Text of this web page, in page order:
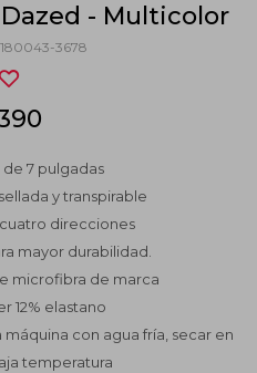
- Multicolor
3678
7 pulgadas
y transpirable
direcciones
mayor durabilidad.
microfibra de marca
12% elastano
con agua fría, secar en
temperatura